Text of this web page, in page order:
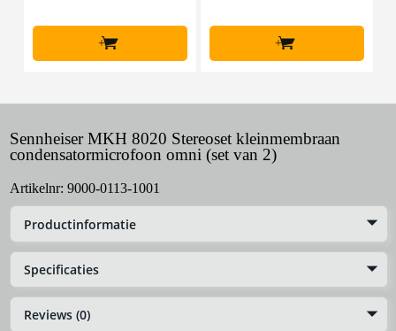
+ +
Sennheiser MKH 8020 Stereoset kleinmembraan
condensatormicrofoon omni (set van 2)
Artikelnr: 9000-0113-1001
Productinformatie
Specificaties
Reviews (0)